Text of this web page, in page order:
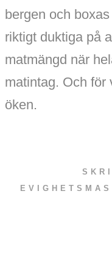
bergen och
riktigt duktiga på
matmängd när
matintag. Och för
öken.